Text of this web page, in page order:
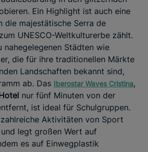
Ein Highlight ist auch eine
die majestätische Serra de
UNESCO-Weltkulturerbe zählt.
nahegelegenen Städten wie
die für ihre traditionellen Märkte
Landschaften bekannt sind,
ab. Das Iberostar Waves Cristina,
nur fünf Minuten von der
ist ideal für Schulgruppen.
Aktivitäten von Sport
legt großen Wert auf
es auf Einwegplastik